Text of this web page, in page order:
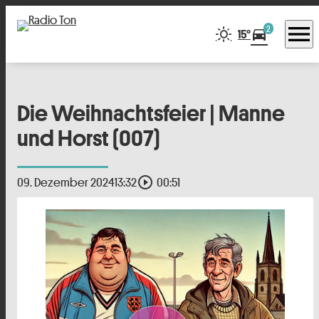
15°directions_car2 menu
Die Weihnachtsfeier | Manne
und Horst (007)
09. Dezember 202413:32play_circle_outline 00:51